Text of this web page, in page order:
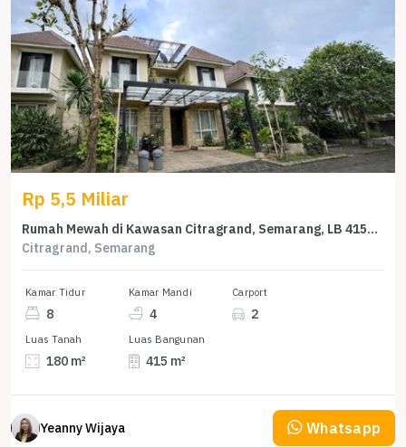
Rp 5,5 Miliar
Rumah Mewah di Kawasan Citragrand, Semarang, LB 415m², Harga 5,5 Miliar
Citragrand, Semarang
Kamar Tidur
8
Kamar Mandi
4
Carport
2
Luas Tanah
180 m²
Luas Bangunan
415 m²
Yeanny Wijaya Whatsapp